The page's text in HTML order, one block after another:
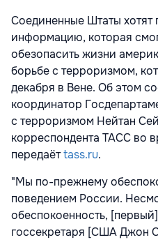
Соединенные Штаты хотят
информацию, которая
обезопасить жизни
борьбе с терроризмом,
декабря в Вене. Об этом
координатор
с терроризмом Нейтан
корреспондента ТАСС во
передаётtass.ru.
"Мы по-прежнему
поведением России.
обеспокоенность,
госсекретаря [США Джон